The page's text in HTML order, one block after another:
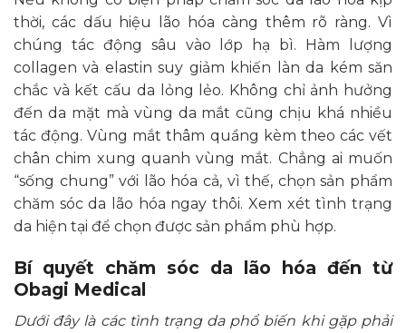
thời, các dấu hiệu lão hóa càng thêm rõ ràng. Vì
chúng tác động sâu vào lớp hạ bì. Hàm lượng
collagen và elastin suy giảm khiến làn da kém săn
chắc và kết cấu da lỏng lẻo. Không chỉ ảnh hưởng
đến da mặt mà vùng da mắt cũng chịu khá nhiều
tác động. Vùng mắt thâm quầng kèm theo các vết
chân chim xung quanh vùng mắt. Chẳng ai muốn
“sống chung” với lão hóa cả, vì thế, chọn sản phẩm
chăm sóc da lão hóa ngay thôi. Xem xét tình trạng
da hiện tại để chọn được sản phẩm phù hợp.
Bí quyết chăm sóc da lão hóa đến từ
Obagi Medical
Dưới đây là các tình trạng da phổ biến khi gặp phải